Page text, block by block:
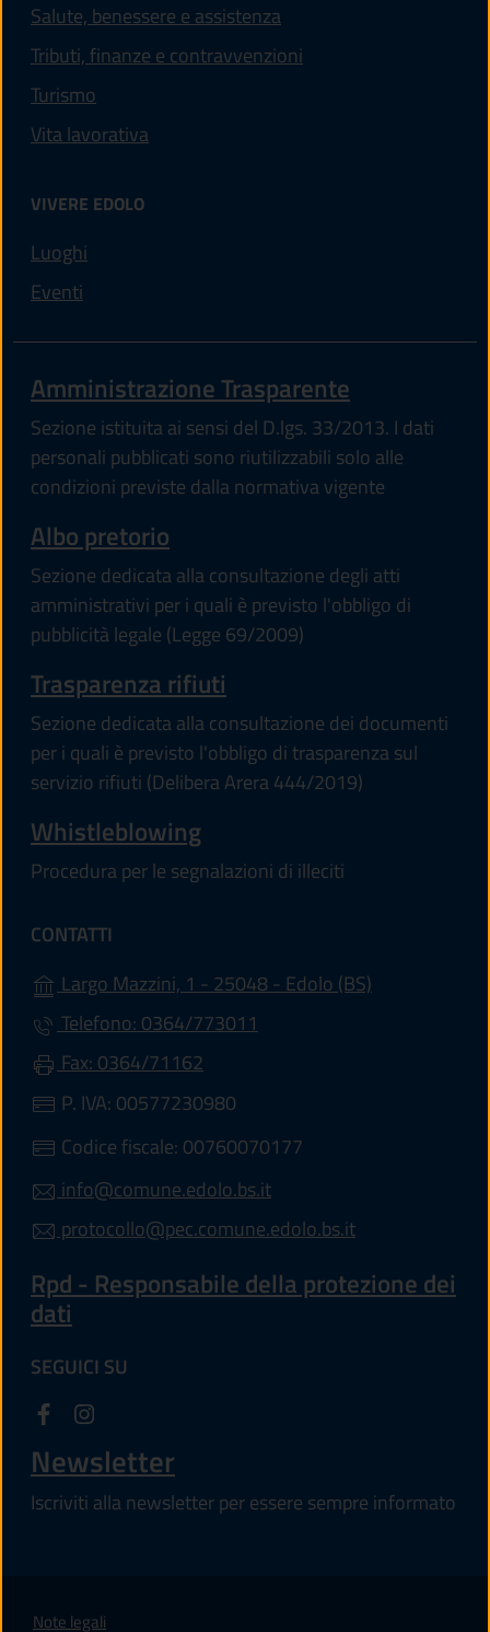
Salute, benessere e assistenza
Tributi, finanze e contravvenzioni
Turismo
Vita lavorativa
VIVERE EDOLO
Luoghi
Eventi
Amministrazione Trasparente
Sezione istituita ai sensi del D.lgs. 33/2013. I dati
personali pubblicati sono riutilizzabili solo alle
condizioni previste dalla normativa vigente
Albo pretorio
Sezione dedicata alla consultazione degli atti
amministrativi per i quali è previsto l'obbligo di
pubblicità legale (Legge 69/2009)
Trasparenza rifiuti
Sezione dedicata alla consultazione dei documenti
per i quali è previsto l'obbligo di trasparenza sul
servizio rifiuti (Delibera Arera 444/2019)
Whistleblowing
Procedura per le segnalazioni di illeciti
CONTATTI
Largo Mazzini, 1 - 25048 - Edolo (BS)
Telefono: 0364/773011
Fax: 0364/71162
P. IVA: 00577230980
Codice fiscale: 00760070177
info@comune.edolo.bs.it
protocollo@pec.comune.edolo.bs.it
Rpd - Responsabile della protezione dei
dati
SEGUICI SU
Newsletter
Iscriviti alla newsletter per essere sempre informato
Note legali